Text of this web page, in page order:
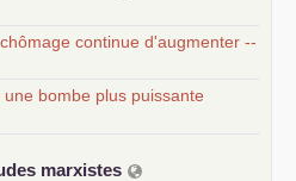
continue d'augmenter --
bombe plus puissante
marxistes